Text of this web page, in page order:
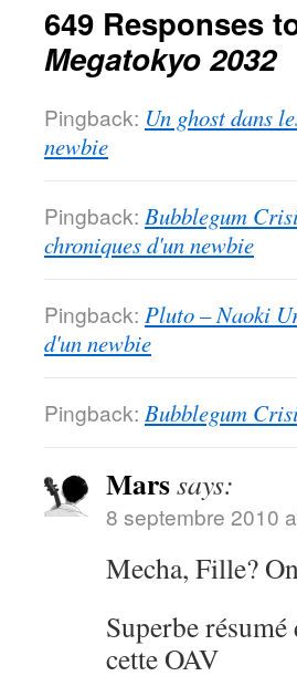
649 Responses
Megatokyo 2032
Pingback: Un ghost dans
newbie
Pingback: Bubblegum
chroniques d'un newbie
Pingback: Pluto – Naoki
d'un newbie
Pingback: Bubblegum
Marssays:
8 septembre 2010
Mecha, Fille?
Superbe
cette OAV